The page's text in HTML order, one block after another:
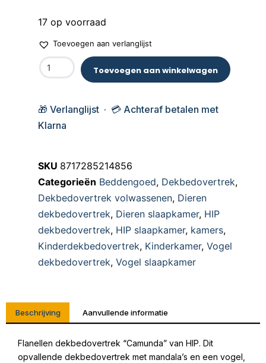
17 op voorraad
Toevoegen aan verlanglijst
Toevoegen aan winkelwagen
🎁 Verlanglijst · 💳 Achteraf betalen met
Klarna
SKU 8717285214856
Categorieën Beddengoed, Dekbedovertrek,
Dekbedovertrek volwassenen, Dieren
dekbedovertrek, Dieren slaapkamer, HIP
dekbedovertrek, HIP slaapkamer, kamers,
Kinderdekbedovertrek, Kinderkamer, Vogel
dekbedovertrek, Vogel slaapkamer
Beschrijving Aanvullende informatie
Flanellen dekbedovertrek “Camunda” van HIP. Dit
opvallende dekbedovertrek met mandala’s en een vogel,